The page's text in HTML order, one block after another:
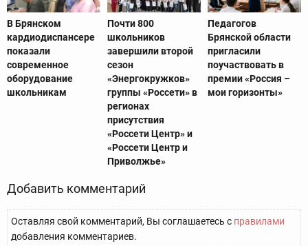
В Брянском
кардиодиспансере
показали
современное
оборудование
школьникам
Почти 800
школьников
завершили второй
сезон
«Энергокружков»
группы «Россети» в
регионах
присутствия
«Россети Центр» и
«Россети Центр и
Приволжье»
Педагогов
Брянской области
пригласили
поучаствовать в
премии «Россия –
мои горизонты»
Добавить комментарий
Оставляя свой комментарий, Вы соглашаетесь с правилами
добавления комментариев.